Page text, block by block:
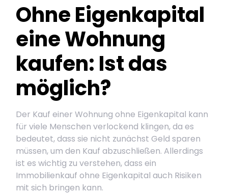
Ohne Eigenkapital
eine Wohnung
kaufen: Ist das
möglich?
Der Kauf einer Wohnung ohne Eigenkapital kann
für viele Menschen verlockend klingen, da es
bedeutet, dass sie nicht zunächst Geld sparen
müssen, um den Kauf abzuschließen. Allerdings
ist es wichtig zu verstehen, dass ein
Immobilienkauf ohne Eigenkapital auch Risiken
mit sich bringen kann.